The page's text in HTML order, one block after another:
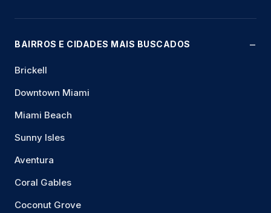
BAIRROS E CIDADES MAIS BUSCADOS
Brickell
Downtown Miami
Miami Beach
Sunny Isles
Aventura
Coral Gables
Coconut Grove